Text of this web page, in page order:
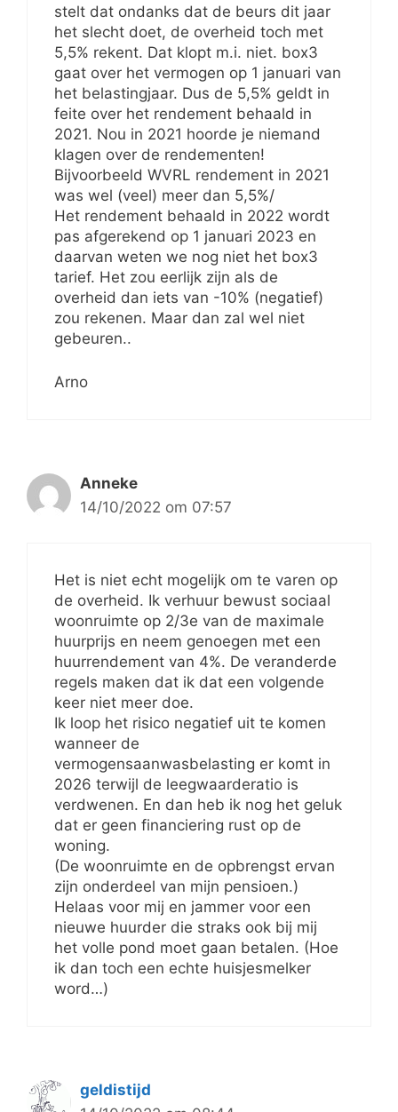
stelt dat ondanks dat de beurs dit jaar
het slecht doet, de overheid toch met
5,5% rekent. Dat klopt m.i. niet. box3
gaat over het vermogen op 1 januari van
het belastingjaar. Dus de 5,5% geldt in
feite over het rendement behaald in
2021. Nou in 2021 hoorde je niemand
klagen over de rendementen!
Bijvoorbeeld WVRL rendement in 2021
was wel (veel) meer dan 5,5%/
Het rendement behaald in 2022 wordt
pas afgerekend op 1 januari 2023 en
daarvan weten we nog niet het box3
tarief. Het zou eerlijk zijn als de
overheid dan iets van -10% (negatief)
zou rekenen. Maar dan zal wel niet
gebeuren..
Arno
Anneke
14/10/2022 om 07:57
Het is niet echt mogelijk om te varen op
de overheid. Ik verhuur bewust sociaal
woonruimte op 2/3e van de maximale
huurprijs en neem genoegen met een
huurrendement van 4%. De veranderde
regels maken dat ik dat een volgende
keer niet meer doe.
Ik loop het risico negatief uit te komen
wanneer de
vermogensaanwasbelasting er komt in
2026 terwijl de leegwaarderatio is
verdwenen. En dan heb ik nog het geluk
dat er geen financiering rust op de
woning.
(De woonruimte en de opbrengst ervan
zijn onderdeel van mijn pensioen.)
Helaas voor mij en jammer voor een
nieuwe huurder die straks ook bij mij
het volle pond moet gaan betalen. (Hoe
ik dan toch een echte huisjesmelker
word…)
geldistijd